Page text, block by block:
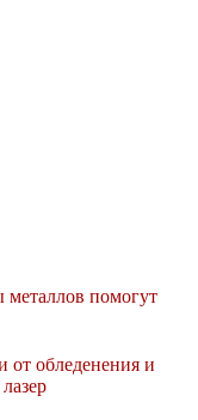
помогут
от обледенения и